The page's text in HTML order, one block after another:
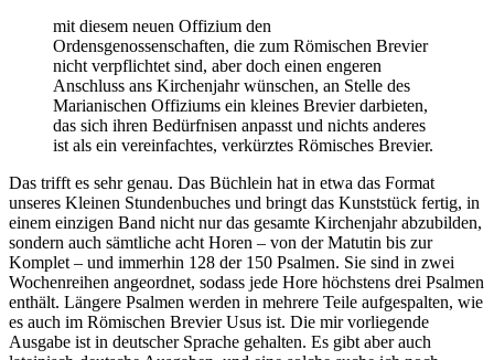
mit diesem neuen Offizium den
Ordensgenossenschaften, die zum Römischen Brevier
nicht verpflichtet sind, aber doch einen engeren
Anschluss ans Kirchenjahr wünschen, an Stelle des
Marianischen Offiziums ein kleines Brevier darbieten,
das sich ihren Bedürfnisen anpasst und nichts anderes
ist als ein vereinfachtes, verkürztes Römisches Brevier.
Das trifft es sehr genau. Das Büchlein hat in etwa das Format
unseres Kleinen Stundenbuches und bringt das Kunststück fertig, in
einem einzigen Band nicht nur das gesamte Kirchenjahr abzubilden,
sondern auch sämtliche acht Horen – von der Matutin bis zur
Komplet – und immerhin 128 der 150 Psalmen. Sie sind in zwei
Wochenreihen angeordnet, sodass jede Hore höchstens drei Psalmen
enthält. Längere Psalmen werden in mehrere Teile aufgespalten, wie
es auch im Römischen Brevier Usus ist. Die mir vorliegende
Ausgabe ist in deutscher Sprache gehalten. Es gibt aber auch